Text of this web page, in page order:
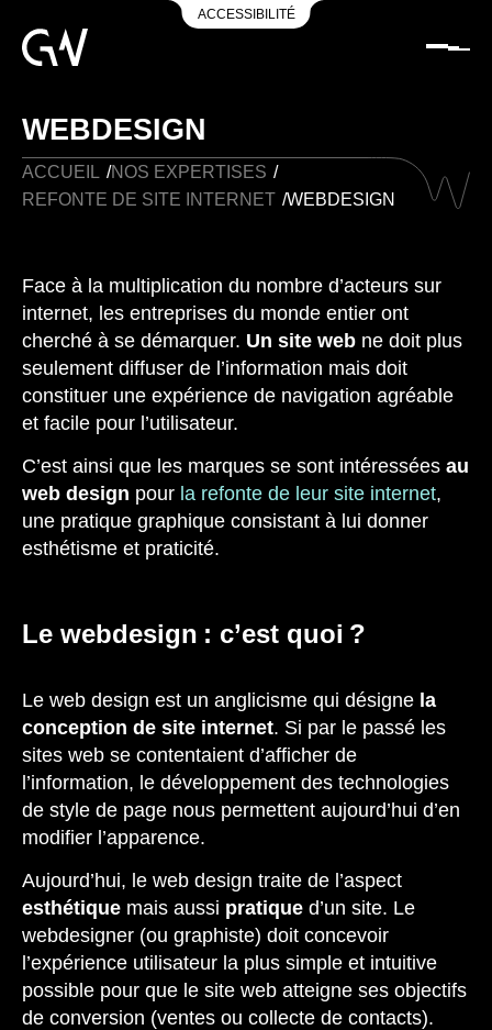
ACCESSIBILITÉ
WEBDESIGN
ACCUEIL /NOS EXPERTISES /
REFONTE DE SITE INTERNET /WEBDESIGN
Face à la multiplication du nombre d’acteurs sur
internet, les entreprises du monde entier ont
cherché à se démarquer. Un site web ne doit plus
seulement diffuser de l’information mais doit
constituer une expérience de navigation agréable
et facile pour l’utilisateur.
C’est ainsi que les marques se sont intéressées au
web design pour la refonte de leur site internet,
une pratique graphique consistant à lui donner
esthétisme et praticité.
Le webdesign : c’est quoi ?
Le web design est un anglicisme qui désigne la
conception de site internet. Si par le passé les
sites web se contentaient d’afficher de
l’information, le développement des technologies
de style de page nous permettent aujourd’hui d’en
modifier l’apparence.
Aujourd’hui, le web design traite de l’aspect
esthétique mais aussi pratique d’un site. Le
webdesigner (ou graphiste) doit concevoir
l’expérience utilisateur la plus simple et intuitive
possible pour que le site web atteigne ses objectifs
de conversion (ventes ou collecte de contacts).